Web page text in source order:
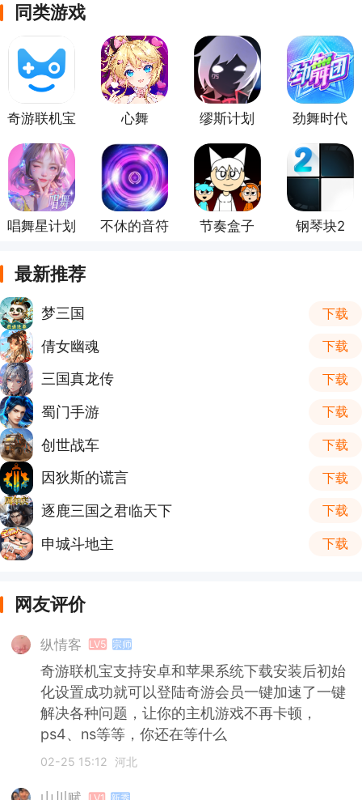
同类游戏
奇游联机宝 心舞 缪斯计划 劲舞时代
唱舞星计划 不休的音符 节奏盒子 钢琴块2
最新推荐
梦三国 下载
倩女幽魂 下载
三国真龙传 下载
蜀门手游 下载
创世战车 下载
因狄斯的谎言 下载
逐鹿三国之君临天下 下载
申城斗地主 下载
网友评价
纵情客 LV5 宗师
奇游联机宝支持安卓和苹果系统下载安装后初始
化设置成功就可以登陆奇游会员一键加速了一键
解决各种问题，让你的主机游戏不再卡顿，
ps4、ns等等，你还在等什么
02-25 15:12 河北